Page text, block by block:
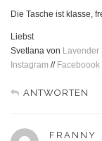
Die Tasche ist klasse,
Liebst
Svetlana von Lavender
Instagram // Faceboook
ANTWORTEN
FRANNY